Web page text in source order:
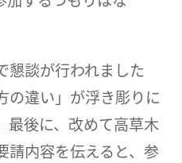
談が行われました
の違い」が浮き彫りに
最後に、改めて高草木
請内容を伝えると、参